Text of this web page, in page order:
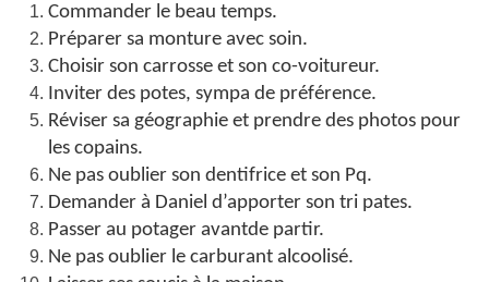
Commander le beau temps.
Préparer sa monture avec soin.
Choisir son carrosse et son co-voitureur.
Inviter des potes, sympa de préférence.
Réviser sa géographie et prendre des photos pour
les copains.
Ne pas oublier son dentifrice et son Pq.
Demander à Daniel d’apporter son tri pates.
Passer au potager avantde partir.
Ne pas oublier le carburant alcoolisé.